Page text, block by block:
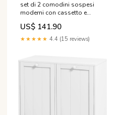
set di 2 comodini sospesi
moderni con cassetto e
mensola superiore 35x32x22
5 cm rovere e nero 295721
A1-XLNEW011233
US$ 141.90
★★★★★ 4.4 (15 reviews)